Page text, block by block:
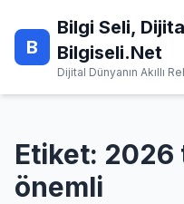
content
B
Bilgi Seli,
Bilgiseli.Net
Dijital Dünyanın Akıllı
Etiket: 2026
önemli